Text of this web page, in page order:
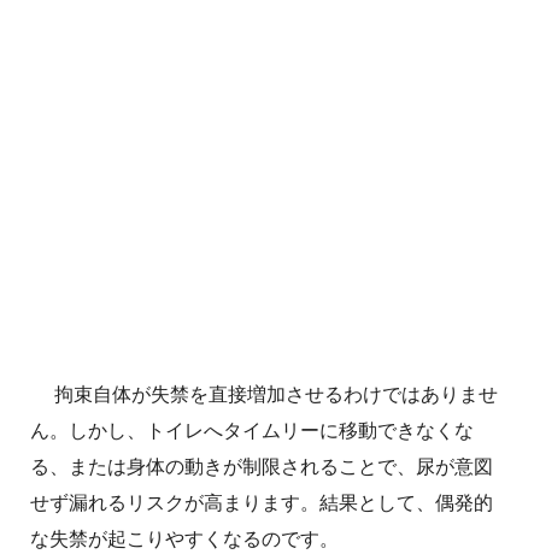
拘束自体が失禁を直接増加させるわけではありませ
ん。しかし、トイレへタイムリーに移動できなくな
る、または身体の動きが制限されることで、尿が意図
せず漏れるリスクが高まります。結果として、偶発的
な失禁が起こりやすくなるのです。